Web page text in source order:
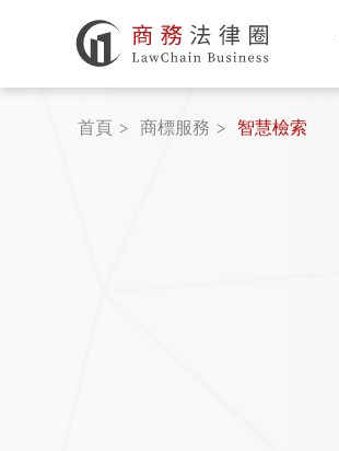
首頁 商標服務 智慧檢索